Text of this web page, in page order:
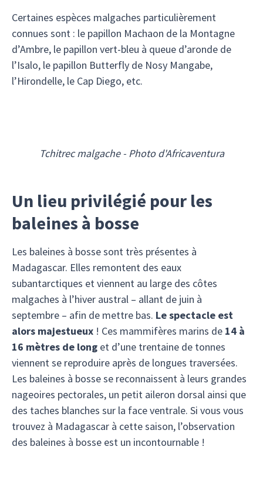
Certaines espèces malgaches particulièrement
connues sont : le papillon Machaon de la Montagne
d’Ambre, le papillon vert-bleu à queue d’aronde de
l’Isalo, le papillon Butterfly de Nosy Mangabe,
l’Hirondelle, le Cap Diego, etc.
Tchitrec malgache - Photo d'Africaventura
Un lieu privilégié pour les
baleines à bosse
Les baleines à bosse sont très présentes à
Madagascar. Elles remontent des eaux
subantarctiques et viennent au large des côtes
malgaches à l’hiver austral – allant de juin à
septembre – afin de mettre bas. Le spectacle est
alors majestueux ! Ces mammifères marins de 14 à
16 mètres de long et d’une trentaine de tonnes
viennent se reproduire après de longues traversées.
Les baleines à bosse se reconnaissent à leurs grandes
nageoires pectorales, un petit aileron dorsal ainsi que
des taches blanches sur la face ventrale. Si vous vous
trouvez à Madagascar à cette saison, l’observation
des baleines à bosse est un incontournable !